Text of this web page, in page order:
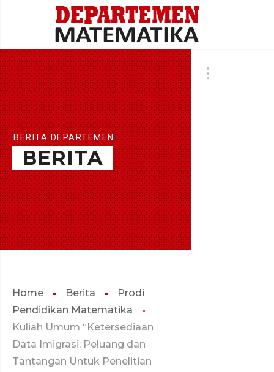
BERITA DEPARTEMEN
BERITA
Home Berita
Prodi
Pendidikan Matematika
Kuliah Umum “Ketersediaan
Data Imigrasi: Peluang dan
Tantangan Untuk Penelitian